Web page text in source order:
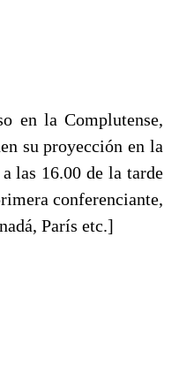
en la Complutense,
su proyección en la
las 16.00 de la tarde
conferenciante,
París etc.]